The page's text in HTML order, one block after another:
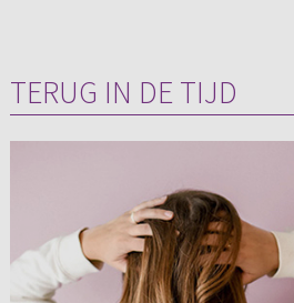
TERUG IN DE TIJD